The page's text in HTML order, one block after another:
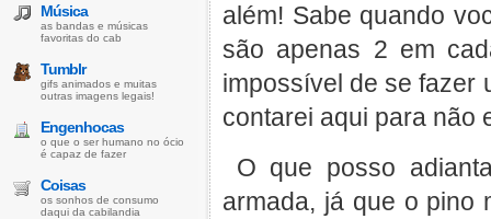
além! Sabe quando
são apenas 2 em
impossível de se fazer
contarei aqui para não
O que posso
armada, já que o pino
Música
as bandas e músicas
favoritas do cab
Tumblr
gifs animados e muitas
outras imagens legais!
Engenhocas
o que o ser humano no ócio
é capaz de fazer
Coisas
os sonhos de consumo
daqui da cabilandia